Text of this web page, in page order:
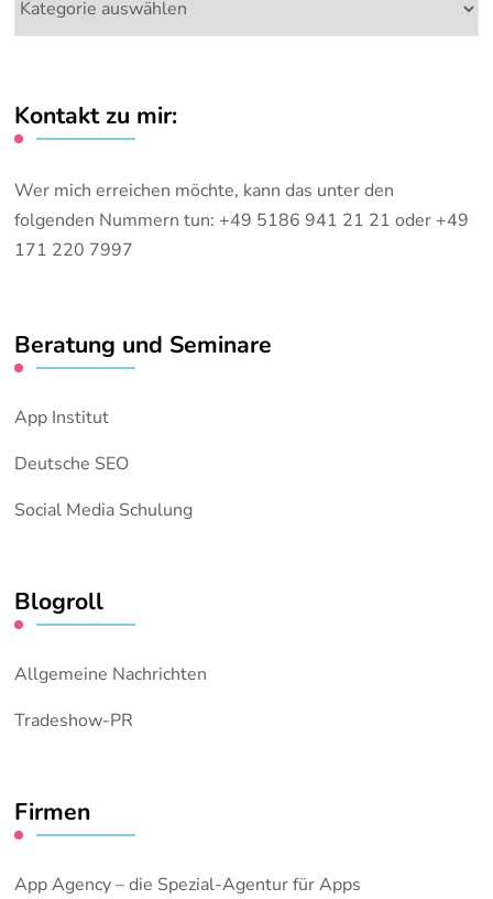
Themen:
Kontakt zu mir:
Wer mich erreichen möchte, kann das unter den
folgenden Nummern tun: +49 5186 941 21 21 oder +49
171 220 7997
Beratung und Seminare
App Institut
Deutsche SEO
Social Media Schulung
Blogroll
Allgemeine Nachrichten
Tradeshow-PR
Firmen
App Agency – die Spezial-Agentur für Apps